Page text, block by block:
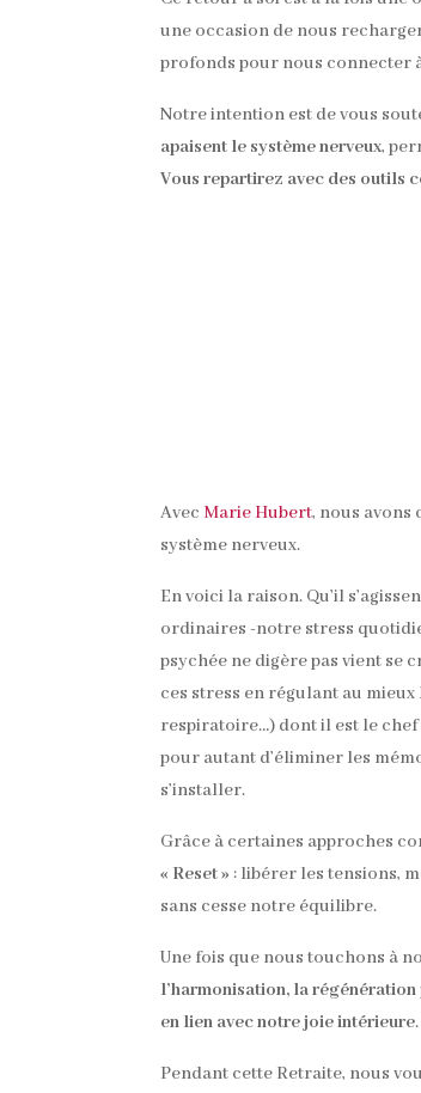
une occasion de nous
profonds pour nous connecter
Notre intention est de vous
apaisent le système nerveux,
Vous repartirez avec des outils
Avec Marie Hubert, nous avons
système nerveux.
En voici la raison. Qu’il
ordinaires -notre stress
psychée ne digère pas vient se
ces stress en régulant au
respiratoire…) dont il est le
pour autant d’éliminer les
s’installer.
Grâce à certaines approches
« Reset » : libérer les tensions,
sans cesse notre équilibre.
Une fois que nous touchons à
l’harmonisation, la
en lien avec notre joie intérieure
Pendant cette Retraite, nous